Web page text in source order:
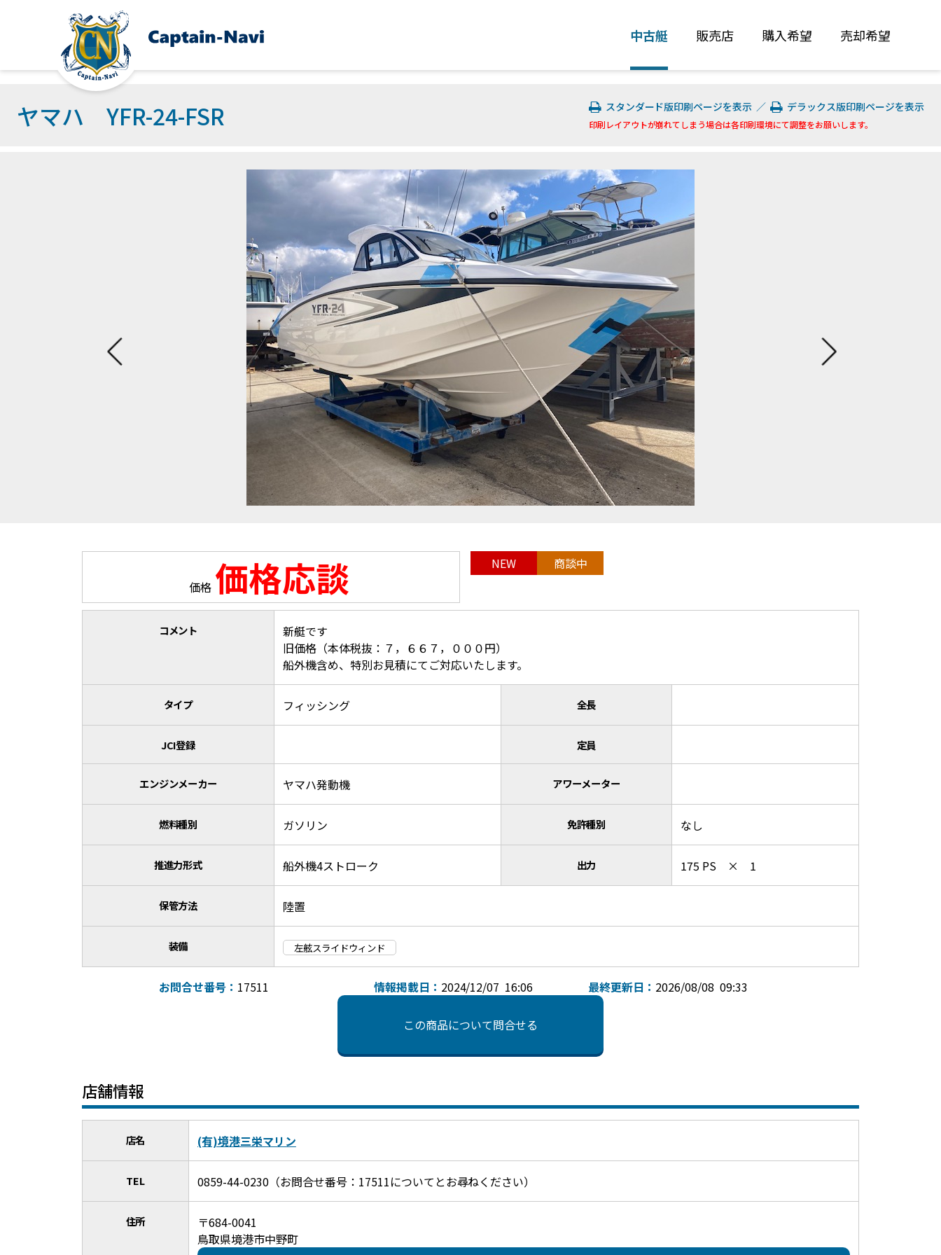
中古艇 販売店 購入希望 売却希望
ヤマハ YFR-24-FSR スタンダード版印刷ページを表示 ／ デラックス版印刷ページを表示
印刷レイアウトが崩れてしまう場合は各印刷環境にて調整をお願いします。
価格 価格応談 NEW 商談中
コメント
新艇です
旧価格（本体税抜：７，６６７，０００円）
船外機含め、特別お見積にてご対応いたします。
タイプ フィッシング 全長
JCI登録 定員
エンジンメーカー ヤマハ発動機 アワーメーター
燃料種別 ガソリン 免許種別 なし
推進力形式 船外機4ストローク 出力 175 PS × 1
保管方法 陸置
装備 左舷スライドウィンド
お問合せ番号： 17511 情報掲載日： 2024/12/07 16:06 最終更新日： 2026/08/08 09:33
この商品について問合せる
店舗情報
店名 (有)境港三栄マリン
TEL 0859-44-0230（お問合せ番号：17511についてとお尋ねください）
住所
〒684-0041
鳥取県境港市中野町